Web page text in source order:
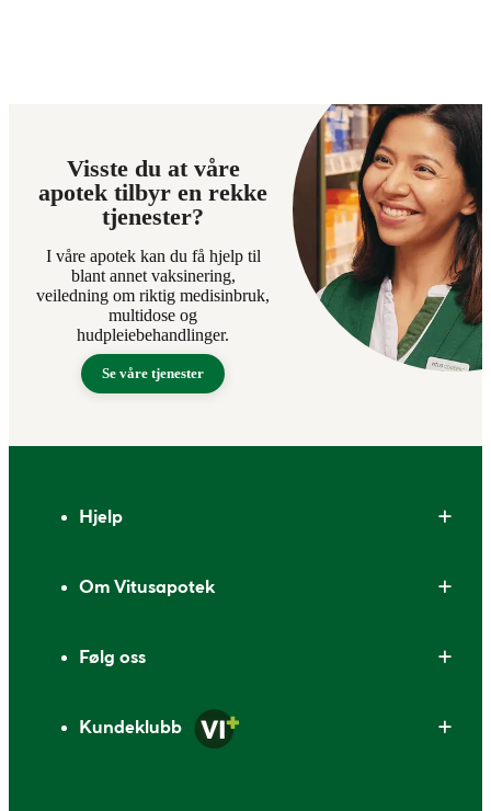
Visste du at våre
apotek tilbyr en rekke
tjenester?
I våre apotek kan du få hjelp til
blant annet vaksinering,
veiledning om riktig medisinbruk,
multidose og
hudpleiebehandlinger.
Se våre tjenester
Hjelp
Om Vitusapotek
Følg oss
Kundeklubb